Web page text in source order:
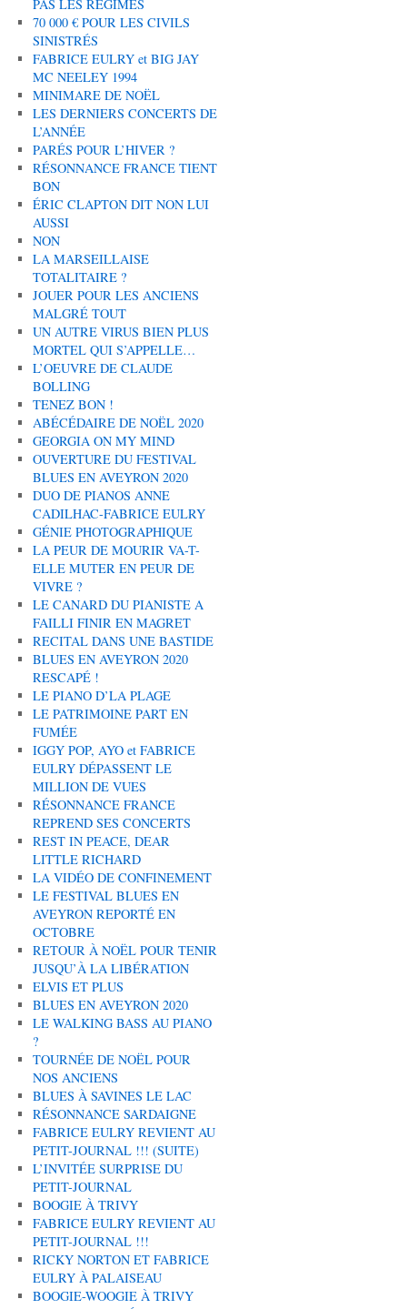
PAS LES RÉGIMES
70 000 € POUR LES CIVILS
SINISTRÉS
FABRICE EULRY et BIG JAY
MC NEELEY 1994
MINIMARE DE NOËL
LES DERNIERS CONCERTS DE
L’ANNÉE
PARÉS POUR L’HIVER ?
RÉSONNANCE FRANCE TIENT
BON
ÉRIC CLAPTON DIT NON LUI
AUSSI
NON
LA MARSEILLAISE
TOTALITAIRE ?
JOUER POUR LES ANCIENS
MALGRÉ TOUT
UN AUTRE VIRUS BIEN PLUS
MORTEL QUI S’APPELLE…
L’OEUVRE DE CLAUDE
BOLLING
TENEZ BON !
ABÉCÉDAIRE DE NOËL 2020
GEORGIA ON MY MIND
OUVERTURE DU FESTIVAL
BLUES EN AVEYRON 2020
DUO DE PIANOS ANNE
CADILHAC-FABRICE EULRY
GÉNIE PHOTOGRAPHIQUE
LA PEUR DE MOURIR VA-T-
ELLE MUTER EN PEUR DE
VIVRE ?
LE CANARD DU PIANISTE A
FAILLI FINIR EN MAGRET
RECITAL DANS UNE BASTIDE
BLUES EN AVEYRON 2020
RESCAPÉ !
LE PIANO D’LA PLAGE
LE PATRIMOINE PART EN
FUMÉE
IGGY POP, AYO et FABRICE
EULRY DÉPASSENT LE
MILLION DE VUES
RÉSONNANCE FRANCE
REPREND SES CONCERTS
REST IN PEACE, DEAR
LITTLE RICHARD
LA VIDÉO DE CONFINEMENT
LE FESTIVAL BLUES EN
AVEYRON REPORTÉ EN
OCTOBRE
RETOUR À NOËL POUR TENIR
JUSQU’À LA LIBÉRATION
ELVIS ET PLUS
BLUES EN AVEYRON 2020
LE WALKING BASS AU PIANO
?
TOURNÉE DE NOËL POUR
NOS ANCIENS
BLUES À SAVINES LE LAC
RÉSONNANCE SARDAIGNE
FABRICE EULRY REVIENT AU
PETIT-JOURNAL !!! (SUITE)
L’INVITÉE SURPRISE DU
PETIT-JOURNAL
BOOGIE À TRIVY
FABRICE EULRY REVIENT AU
PETIT-JOURNAL !!!
RICKY NORTON ET FABRICE
EULRY À PALAISEAU
BOOGIE-WOOGIE À TRIVY